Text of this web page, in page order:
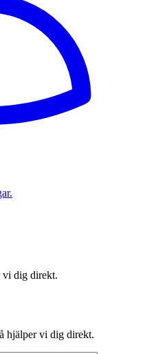
vi dig direkt.
hjälper vi dig direkt.